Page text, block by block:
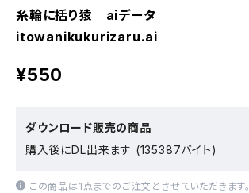
糸輪に括り猿 aiデータ
itowanikukurizaru.ai
¥550
ダウンロード販売の商品
購入後にDL出来ます (135387バイト)
この商品は1点までのご注文とさせていただきます。